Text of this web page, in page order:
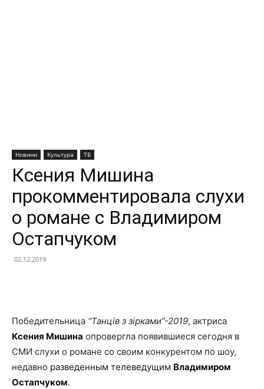
Новини Культура ТБ
Ксения Мишина
прокомментировала слухи
о романе с Владимиром
Остапчуком
02.12.2019
Победительница “Танців з зірками”-2019, актриса
Ксения Мишина опровергла появившиеся сегодня в
СМИ слухи о романе со своим конкурентом по шоу,
недавно разведенным телеведущим Владимиром
Остапчуком.